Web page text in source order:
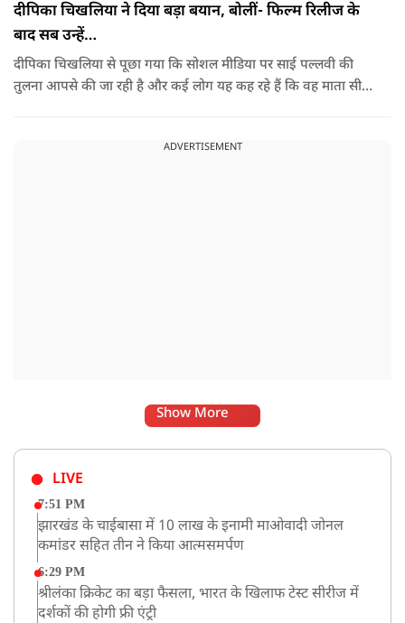
दीपिका चिखलिया ने दिया बड़ा बयान, बोलीं- फिल्म रिलीज के
बाद सब उन्हें…
दीपिका चिखलिया से पूछा गया कि सोशल मीडिया पर साई पल्लवी की
तुलना आपसे की जा रही है और कई लोग यह कह रहे हैं कि वह माता सीता
ADVERTISEMENT
Show More
LIVE
7:51 PM
झारखंड के चाईबासा में 10 लाख के इनामी माओवादी जोनल
कमांडर सहित तीन ने किया आत्मसमर्पण
6:29 PM
श्रीलंका क्रिकेट का बड़ा फैसला, भारत के खिलाफ टेस्ट सीरीज में
दर्शकों की होगी फ्री एंट्री